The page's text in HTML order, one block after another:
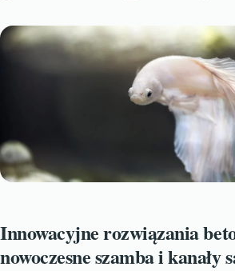
Innowacyjne rozwiązania
nowoczesne szamba i kanały